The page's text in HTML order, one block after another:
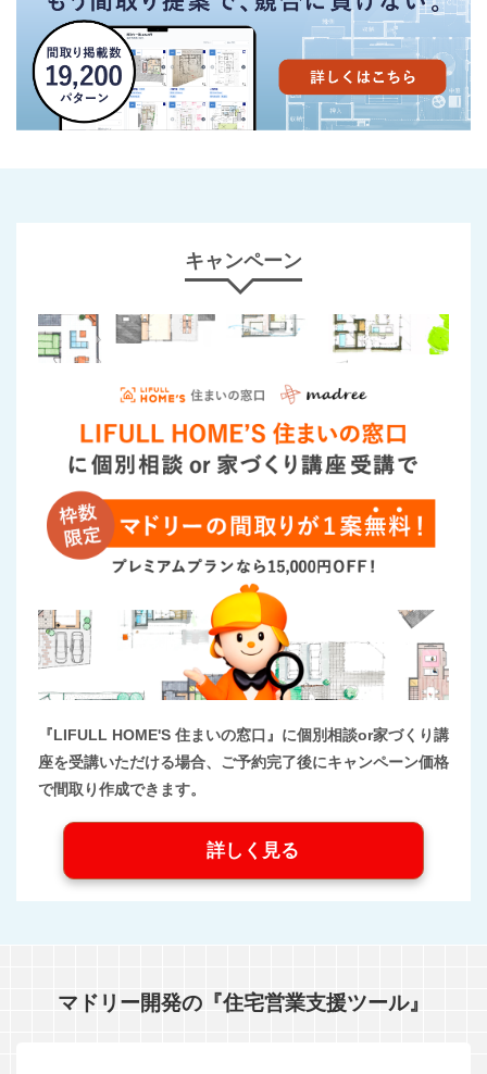
キャンペーン
『LIFULL HOME'S 住まいの窓口』に個別相談or家づくり講
座を受講いただける場合、ご予約完了後にキャンペーン価格
で間取り作成できます。
詳しく見る
マドリー開発の『住宅営業支援ツール』